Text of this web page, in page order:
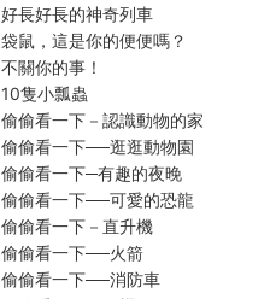
好長好長的神奇列車
袋鼠，這是你的便便嗎？
不關你的事！
10隻小瓢蟲
偷偷看一下－認識動物的家
偷偷看一下──逛逛動物園
偷偷看一下─有趣的夜晚
偷偷看一下──可愛的恐龍
偷偷看一下－直升機
偷偷看一下──火箭
偷偷看一下──消防車